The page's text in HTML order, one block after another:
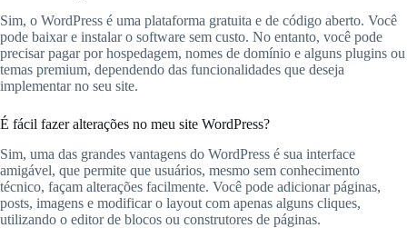
Sim, o WordPress é uma plataforma gratuita e de código aberto. Você
pode baixar e instalar o software sem custo. No entanto, você pode
precisar pagar por hospedagem, nomes de domínio e alguns plugins ou
temas premium, dependendo das funcionalidades que deseja
implementar no seu site.
É fácil fazer alterações no meu site WordPress?
Sim, uma das grandes vantagens do WordPress é sua interface
amigável, que permite que usuários, mesmo sem conhecimento
técnico, façam alterações facilmente. Você pode adicionar páginas,
posts, imagens e modificar o layout com apenas alguns cliques,
utilizando o editor de blocos ou construtores de páginas.